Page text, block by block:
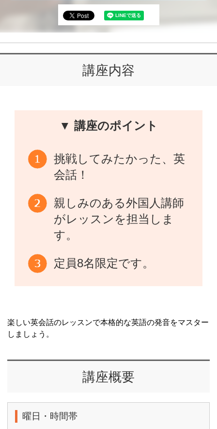
講座内容
▼ 講座のポイント
挑戦してみたかった、英
会話！
親しみのある外国人講師
がレッスンを担当しま
す。
定員8名限定です。
楽しい英会話のレッスンで本格的な英語の発音をマスター
しましょう。
講座概要
曜日・時間帯